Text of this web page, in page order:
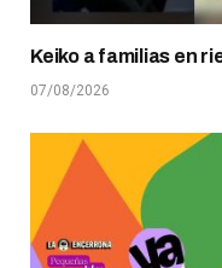
Keiko a familias en
07/08/2026